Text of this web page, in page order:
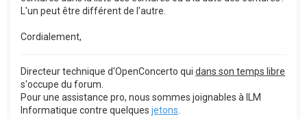
L'un peut être différent de l'autre.
Cordialement,
Directeur technique d'OpenConcerto qui dans son temps libre
s'occupe du forum.
Pour une assistance pro, nous sommes joignables à ILM
Informatique contre quelques jetons